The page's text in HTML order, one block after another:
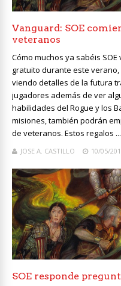
Vanguard: SOE
veteranos
Cómo muchos ya sabéis
gratuito durante este
viendo detalles de la futura
jugadores además de ver
habilidades del Rogue y los
misiones, también podrán
de veteranos. Estos regalos ...
JOSE A. CASTILLO 10/05/
SOE responde